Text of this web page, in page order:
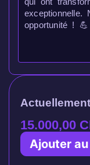
opportunité ! 💪
15.000,00
Ajouter